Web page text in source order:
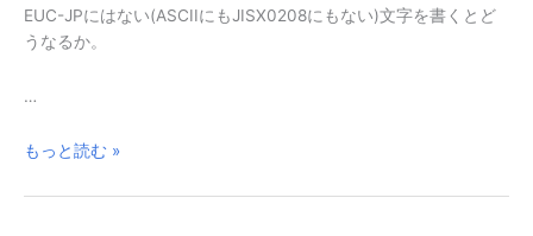
EUC-JPにはない(ASCIIにもJISX0208にもない)文字を書くとど
うなるか。
…
POST
れ
もっと読む »